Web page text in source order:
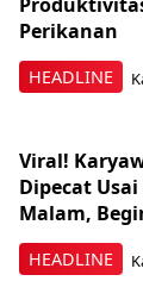
HEADLINE
Perikanan
HEADLINE
Viral!
Dipecat
Malam,